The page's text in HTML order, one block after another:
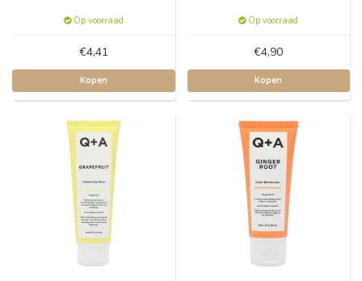
Op voorraad
€4,41
Kopen
Op voorraad
€4,90
Kopen